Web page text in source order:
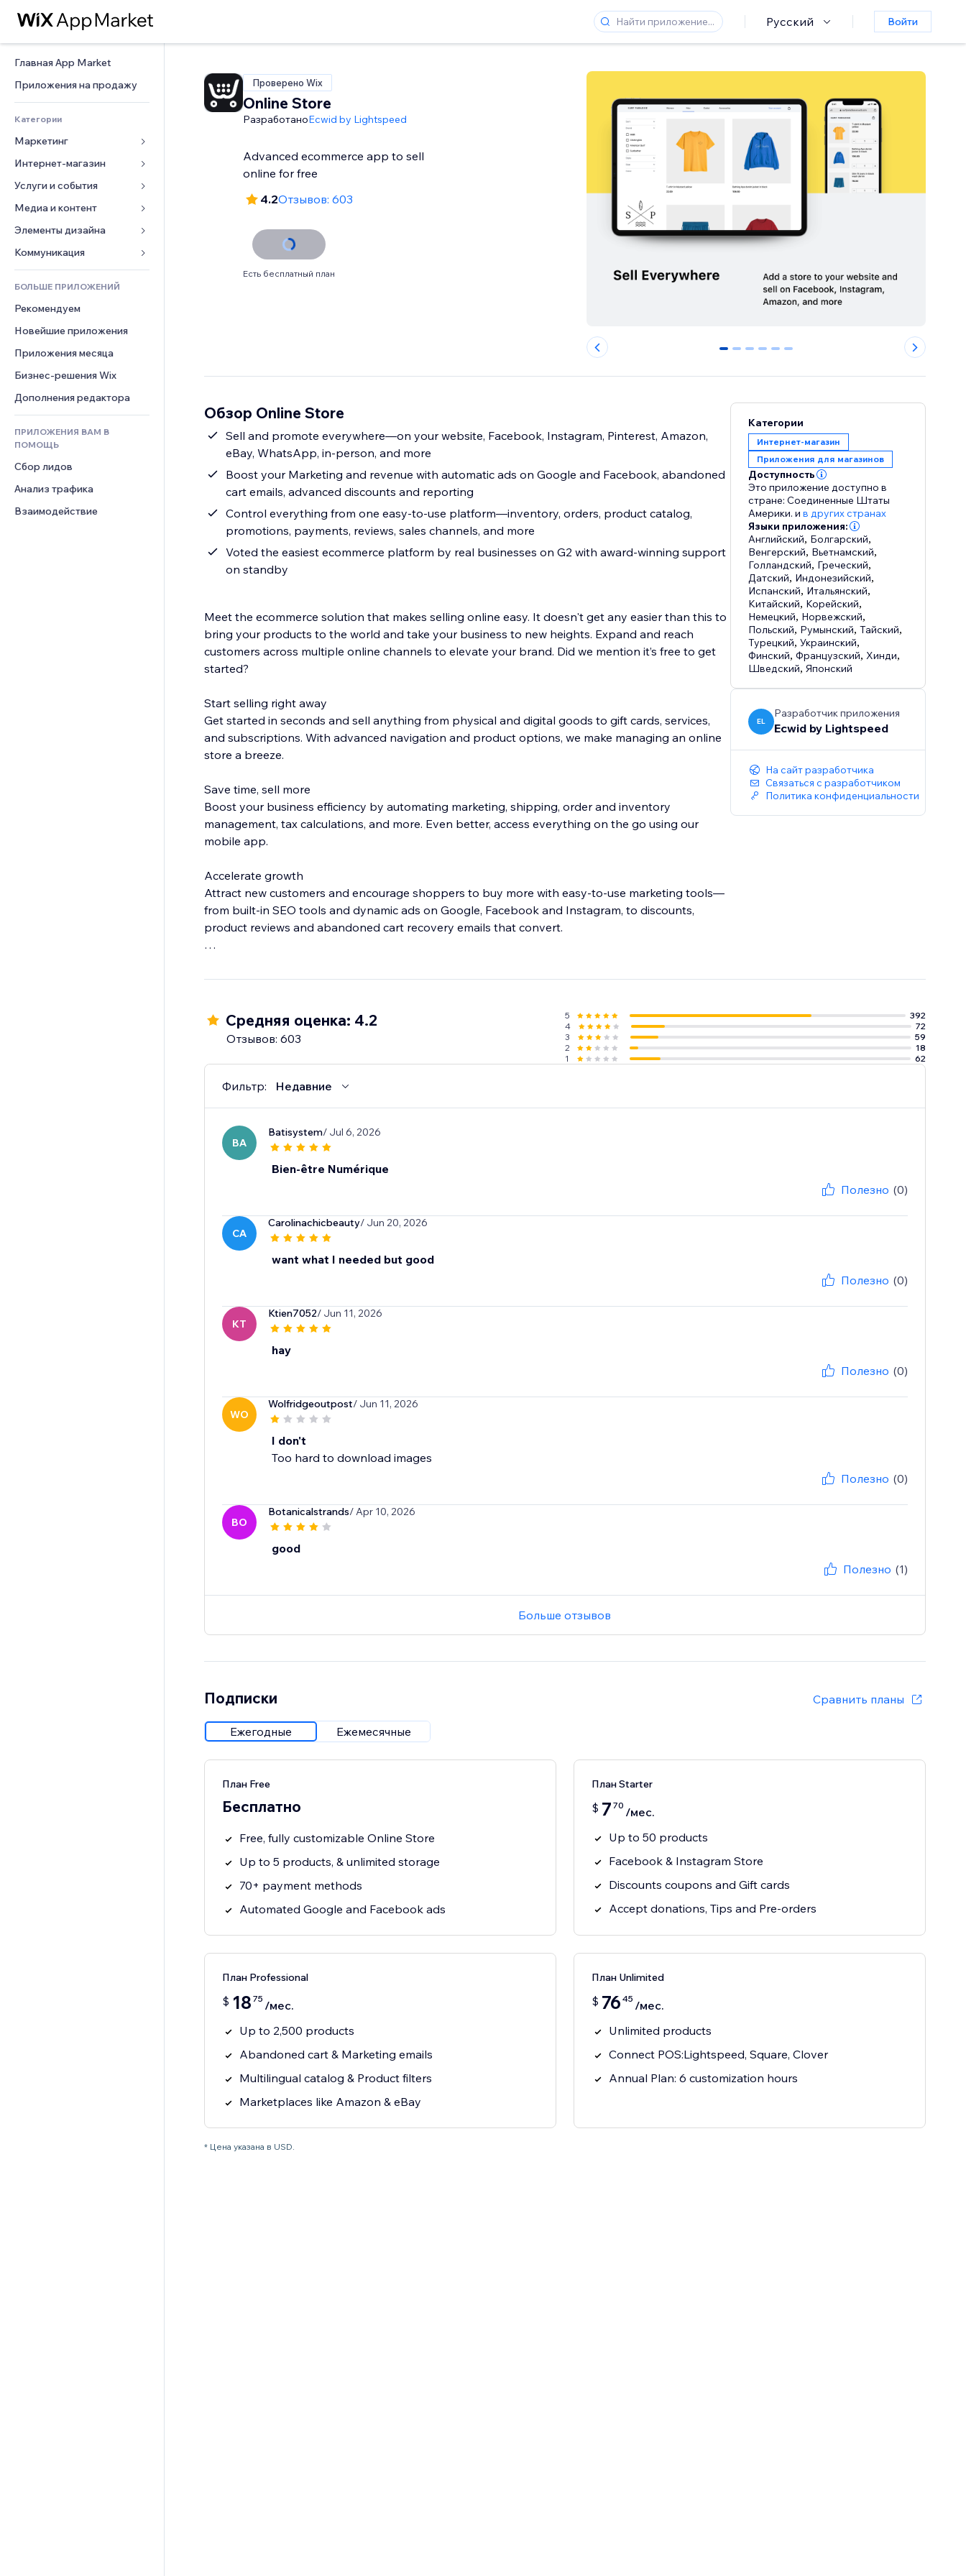
Русский Войти
Главная App Market
Приложения на продажу
Категории
Маркетинг
Реклама
Моб. версия
Веб-аналитика
Списки сайтов
Эл. почта
Интернет-магазин
Приложения для магазинов
Доставка
Кнопки продаж
Бухгалтерский учет
Купоны и лояльность
Складские услуги
Еда и напитки
Услуги и события
Отели
События
Рестораны
Недвижимость
Онлайн-запись
Медиа и контент
Галерея
Музыка
Подкасты
Фотография
Видео
PDF
Обмен файлами
Новости
Элементы дизайна
Карты и навигация
Конфиденциальность и
безопасность
Часы
Баннеры и значки
Калькуляторы
Погода
Графики и таблицы
Формы
Опросы
Чат
Комментарии
Телефон
Сообщество
Отзывы и комментарии
Управление отношениями с
клиентом (CRM)
БОЛЬШЕ ПРИЛОЖЕНИЙ
Рекомендуем
Новейшие приложения
Приложения месяца
Бизнес-решения Wix
Дополнения редактора
ПРИЛОЖЕНИЯ ВАМ В
ПОМОЩЬ
Сбор лидов
Анализ трафика
Взаимодействие
Проверено Wix
Online Store
РазработаноEcwid by Lightspeed
Advanced ecommerce app to sell
online for free
4.2Отзывов: 603
Есть бесплатный план
0 1 2 3 4 5
Обзор Online Store
Sell and promote everywhere—on your website, Facebook, Instagram, Pinterest, Amazon,
eBay, WhatsApp, in-person, and more
Boost your Marketing and revenue with automatic ads on Google and Facebook, abandoned
cart emails, advanced discounts and reporting
Control everything from one easy-to-use platform—inventory, orders, product catalog,
promotions, payments, reviews, sales channels, and more
Voted the easiest ecommerce platform by real businesses on G2 with award-winning support
on standby
Meet the ecommerce solution that makes selling online easy. It doesn't get any easier than this to
bring your products to the world and take your business to new heights. Expand and reach
customers across multiple online channels to elevate your brand. Did we mention it’s free to get
started?
Start selling right away
Get started in seconds and sell anything from physical and digital goods to gift cards, services,
and subscriptions. With advanced navigation and product options, we make managing an online
store a breeze.
Save time, sell more
Boost your business efficiency by automating marketing, shipping, order and inventory
management, tax calculations, and more. Even better, access everything on the go using our
mobile app.
Accelerate growth
Attract new customers and encourage shoppers to buy more with easy-to-use marketing tools—
from built-in SEO tools and dynamic ads on Google, Facebook and Instagram, to discounts,
product reviews and abandoned cart recovery emails that convert.
Become an ecommerce leader and get access to the Ecwid Academy, advanced reporting and
Категории
Интернет-магазин
Приложения для магазинов
Доступность
Это приложение доступно в
стране: Соединенные Штаты
Америки. и в других странах
Языки приложения:
Английский, Болгарский,
Венгерский, Вьетнамский,
Голландский, Греческий,
Датский, Индонезийский,
Испанский, Итальянский,
Китайский, Корейский,
Немецкий, Норвежский,
Польский, Румынский,Тайский,
Турецкий,Украинский,
Финский,Французский, Хинди,
Шведский,Японский
EL
Разработчик приложения
Ecwid by Lightspeed
На сайт разработчика
Связаться с разработчиком
Политика конфиденциальности
Средняя оценка: 4.2
Отзывов: 603
5
392
4
72
3
59
2
18
1
62
Фильтр: Недавние
BA
Batisystem/ Jul 6, 2026
Bien-être Numérique
Полезно (0)
CA
Carolinachicbeauty/ Jun 20, 2026
want what I needed but good
Полезно (0)
KT
Ktien7052/ Jun 11, 2026
hay
Полезно (0)
WO
Wolfridgeoutpost/ Jun 11, 2026
I don't
Too hard to download images
Полезно (0)
BO
Botanicalstrands/ Apr 10, 2026
good
Полезно (1)
Больше отзывов
Подписки Сравнить планы
Ежегодные Ежемесячные
План Free
Бесплатно
Free, fully customizable Online Store
Up to 5 products, & unlimited storage
70+ payment methods
Automated Google and Facebook ads
План Starter
$ 7 70 /мес.
Up to 50 products
Facebook & Instagram Store
Discounts coupons and Gift cards
Accept donations, Tips and Pre-orders
План Professional
$ 18 75 /мес.
Up to 2,500 products
Abandoned cart & Marketing emails
Multilingual catalog & Product filters
Marketplaces like Amazon & eBay
План Unlimited
$ 76 45 /мес.
Unlimited products
Connect POS:Lightspeed, Square, Clover
Annual Plan: 6 customization hours
* Цена указана в USD.